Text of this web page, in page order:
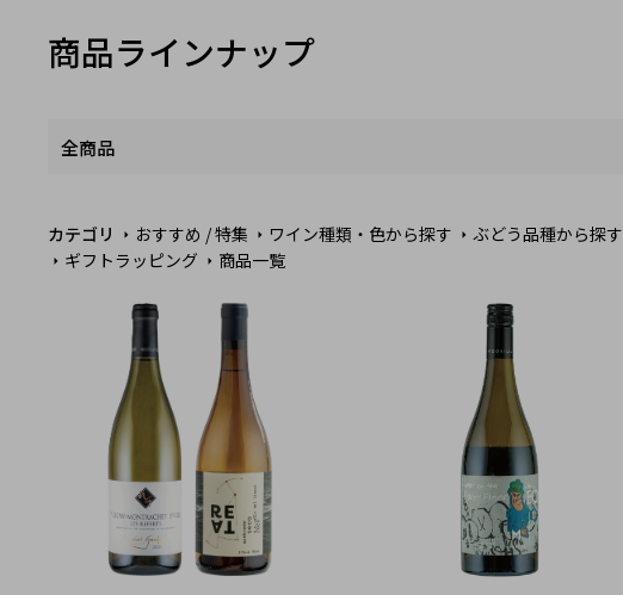
商品ラインナップ
全商品
カテゴリ おすすめ / 特集 ワイン種類・色から探す ぶどう品種から探す
ギフトラッピング
商品一覧